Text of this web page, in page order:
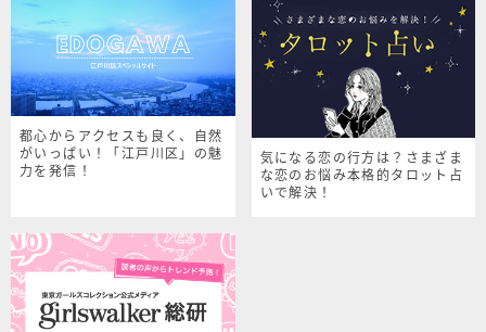
都心からアクセスも良く、自然
がいっぱい！「江戸川区」の魅
力を発信！
気になる恋の行方は？さまざま
な恋のお悩み本格的タロット占
いで解決！